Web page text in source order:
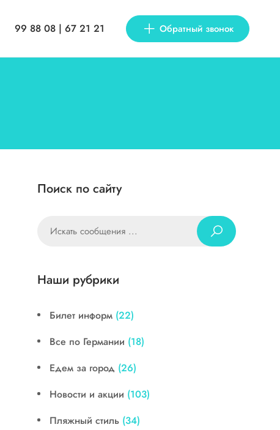
99 88 08 | 67 21 21 Обратный звонок
Поиск по сайту
Наши рубрики
Билет информ (22)
Все по Германии (18)
Едем за город (26)
Новости и акции (103)
Пляжный стиль (34)